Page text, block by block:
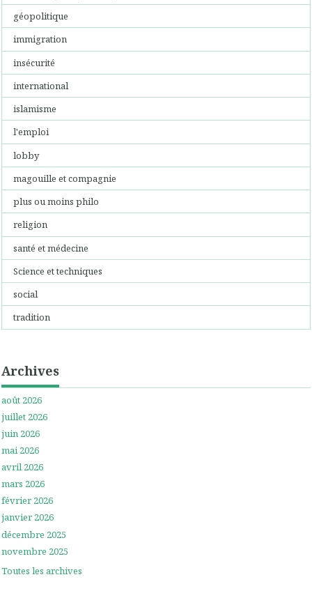
géopolitique
immigration
insécurité
international
islamisme
l'emploi
lobby
magouille et compagnie
plus ou moins philo
religion
santé et médecine
Science et techniques
social
tradition
Archives
août 2026
juillet 2026
juin 2026
mai 2026
avril 2026
mars 2026
février 2026
janvier 2026
décembre 2025
novembre 2025
Toutes les archives